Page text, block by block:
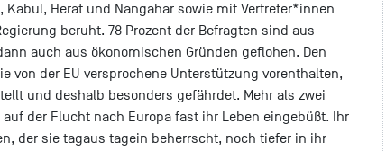
Kabul, Herat und Nangahar sowie mit Vertreter*innen
beruht. 78 Prozent der Befragten sind aus
auch aus ökonomischen Gründen geflohen. Den
von der EU versprochene Unterstützung vorenthalten,
und deshalb besonders gefährdet. Mehr als zwei
der Flucht nach Europa fast ihr Leben eingebüßt. Ihr
der sie tagaus tagein beherrscht, noch tiefer in ihr